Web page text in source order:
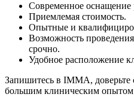
Современное оснащение
Приемлемая стоимость.
Опытные и
Возможность
срочно.
Удобное расположение
Запишитесь в IMMA, доверьте
большим клиническим